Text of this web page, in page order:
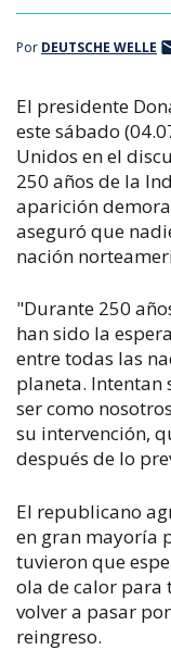
Por DEUTSCHE WELLE
El presidente
este sábado
Unidos en el
250 años de la
aparición
aseguró que
nación
"Durante 250
han sido la
entre todas las
planeta. Intentan
ser como
su intervención,
después de lo
El republicano
en gran mayoría
tuvieron que
ola de calor para
volver a pasar
reingreso.